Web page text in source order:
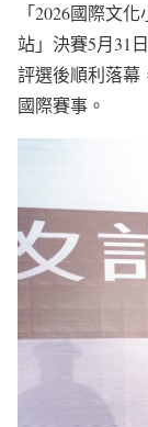
「2026國際文
站」決賽5月31
評選後順利落幕
國際賽事。